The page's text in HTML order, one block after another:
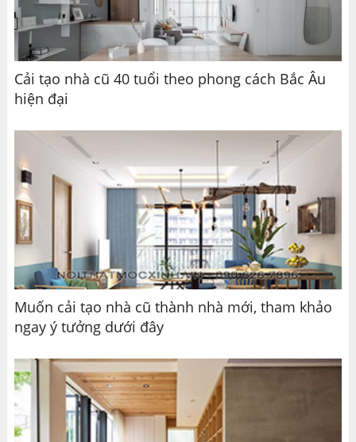
Cải tạo nhà cũ 40 tuổi theo phong cách Bắc Âu
hiện đại
Muốn cải tạo nhà cũ thành nhà mới, tham khảo
ngay ý tưởng dưới đây